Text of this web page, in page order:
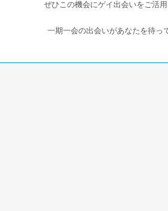
ぜひこの機会にゲイ出会いをご活用
一期一会の出会いがあなたを待っ